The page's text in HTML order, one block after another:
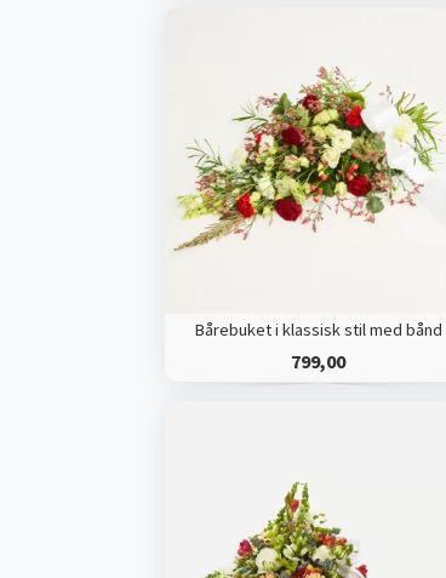
Bårebuket i klassisk stil med bånd
799,00